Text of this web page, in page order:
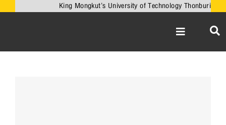
King Mongkut’s University of Technology Thonburi
Toggle
Navigation
หน้าหลัก